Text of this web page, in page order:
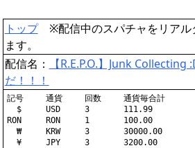
トップ※配信中のスパチャをリアル
ます。
配信名：
【R.E.P.O.】Junk
だ！！！
記号	通貨	回数	通貨毎合計	円換算合計
  $	USD	3	111.99		16,663円
RON	RON	1	100.00		3,409円
  ₩	KRW	3	30000.00	3,209円
  ¥	JPY	3	3200.00		3,200円